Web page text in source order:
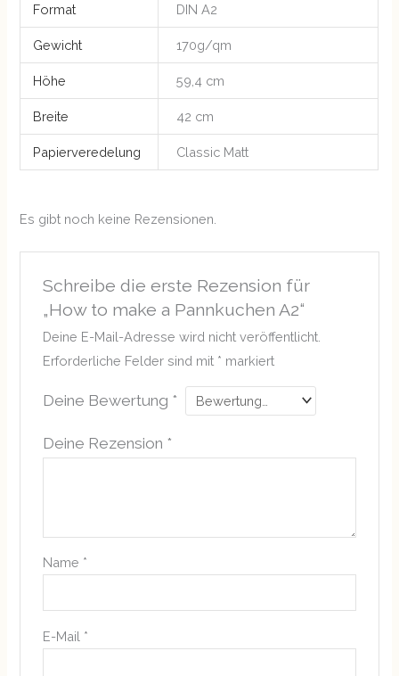
Format DIN A2
Gewicht 170g/qm
Höhe 59,4 cm
Breite 42 cm
Papierveredelung Classic Matt
Es gibt noch keine Rezensionen.
Schreibe die erste Rezension für
„How to make a Pannkuchen A2“
Deine E-Mail-Adresse wird nicht veröffentlicht.
Erforderliche Felder sind mit * markiert
Deine Bewertung *
Deine Rezension *
Name *
E-Mail *